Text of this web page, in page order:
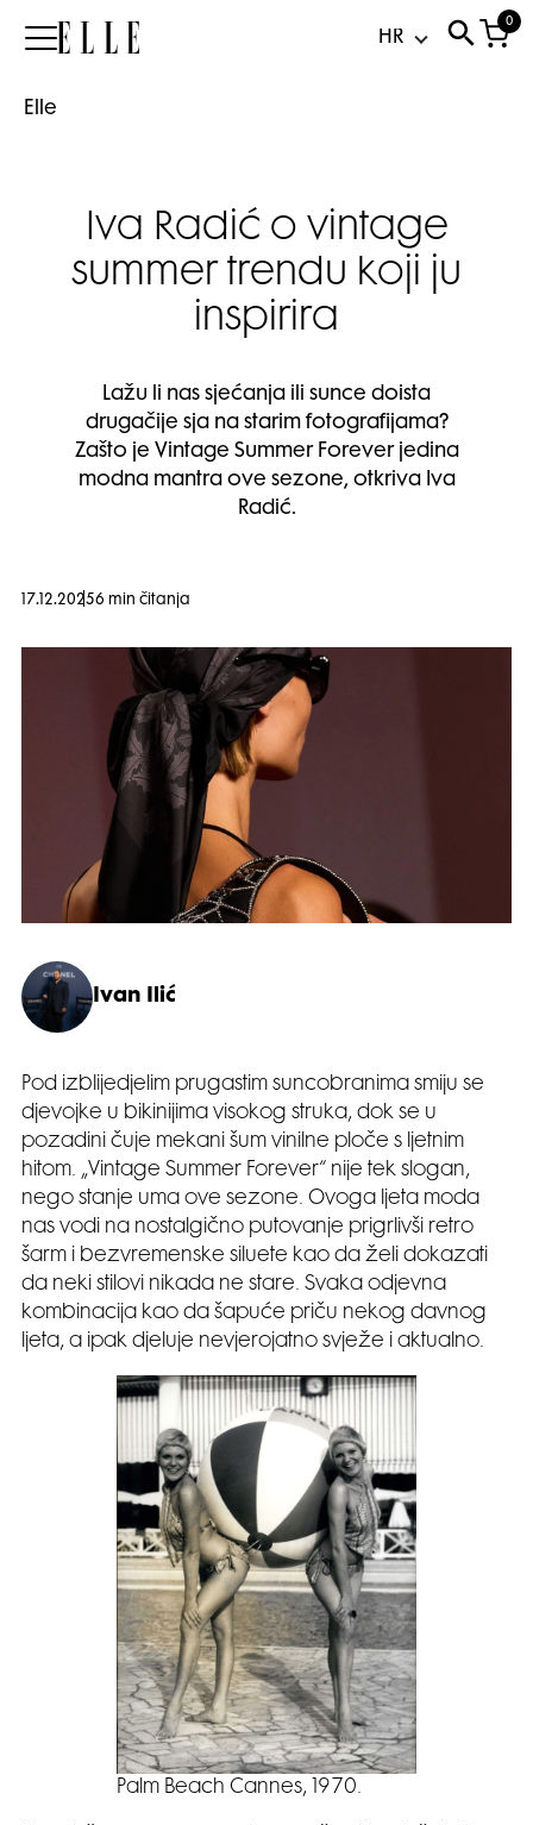
Elle
0
Elle
Iva Radić o vintage
summer trendu koji ju
inspirira
Lažu li nas sjećanja ili sunce doista
drugačije sja na starim fotografijama?
Zašto je Vintage Summer Forever jedina
modna mantra ove sezone, otkriva Iva
Radić.
17.12.20256 min čitanja
Ivan Ilić
Pod izblijedjelim prugastim suncobranima smiju se
djevojke u bikinijima visokog struka, dok se u
pozadini čuje mekani šum vinilne ploče s ljetnim
hitom. „Vintage Summer Forever“ nije tek slogan,
nego stanje uma ove sezone. Ovoga ljeta moda
nas vodi na nostalgično putovanje prigrlivši retro
šarm i bezvremenske siluete kao da želi dokazati
da neki stilovi nikada ne stare. Svaka odjevna
kombinacija kao da šapuće priču nekog davnog
ljeta, a ipak djeluje nevjerojatno svježe i aktualno.
Palm Beach Cannes, 1970.